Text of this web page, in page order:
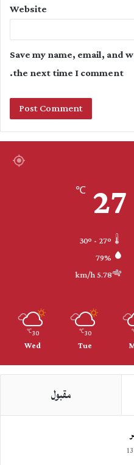
Website
Save my name, email,
the next time I comment.
27
℃
79%
5.78 km/h
30
℃
Tue
30
℃
Wed
مقبول